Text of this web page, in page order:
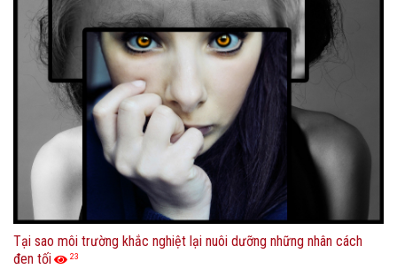
Tại sao môi trường khắc nghiệt lại nuôi dưỡng những nhân cách
đen tối
23